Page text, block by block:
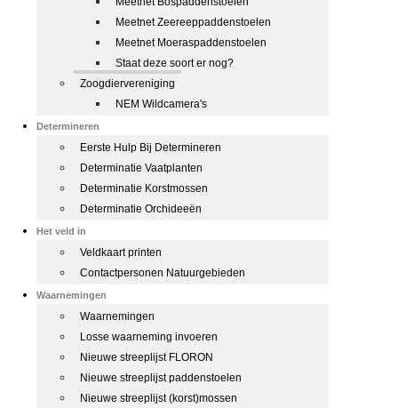
Meetnet Zeereeppaddenstoelen
Meetnet Moeraspaddenstoelen
Staat deze soort er nog?
Zoogdiervereniging
NEM Wildcamera's
Determineren
Eerste Hulp Bij Determineren
Determinatie Vaatplanten
Determinatie Korstmossen
Determinatie Orchideeën
Het veld in
Veldkaart printen
Contactpersonen Natuurgebieden
Waarnemingen
Waarnemingen
Losse waarneming invoeren
Nieuwe streeplijst FLORON
Nieuwe streeplijst paddenstoelen
Nieuwe streeplijst (korst)mossen